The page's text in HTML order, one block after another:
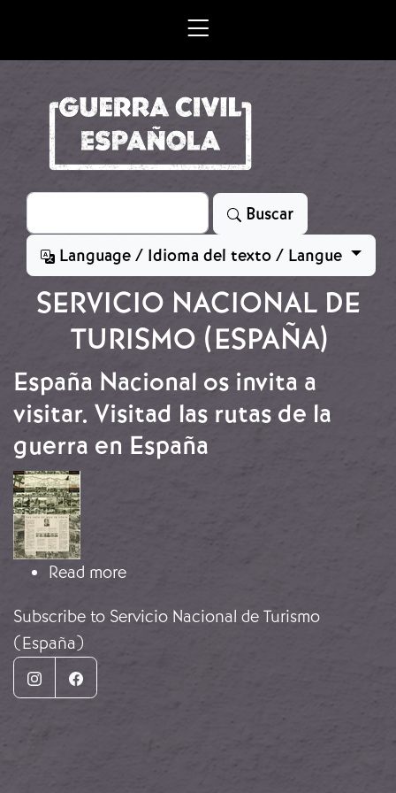
Search
Buscar
Language / Idioma del texto / Langue
SERVICIO NACIONAL DE
TURISMO (ESPAÑA)
España Nacional os invita a
visitar. Visitad las rutas de la
guerra en España
Image
Read moreabout España Nacional os invita a
Subscribe to Servicio Nacional de Turismo
(España)
InstagramFacebook